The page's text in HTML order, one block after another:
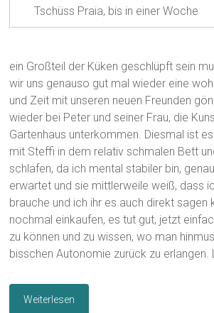
Tschüss Praia, bis in einer Woche
ein Großteil der Küken geschlüpft sein
wir uns genauso gut mal wieder eine
und Zeit mit unseren neuen Freunden
wieder bei Peter und seiner Frau, die
Gartenhaus unterkommen. Diesmal ist
mit Steffi in dem relativ schmalen Bett
schlafen, da ich mental stabiler bin,
erwartet und sie mittlerweile weiß, dass
brauche und ich ihr es auch direkt sagen
nochmal einkaufen, es tut gut, jetzt
zu können und zu wissen, wo man
bisschen Autonomie zurück zu erlangen.
Weiterlesen